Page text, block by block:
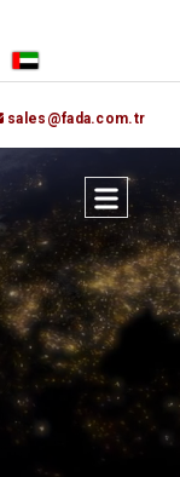
sales@fada.com.tr